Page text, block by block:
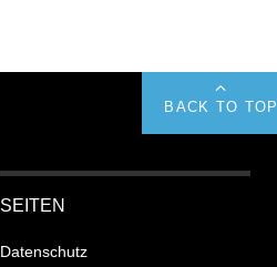
BACK TO TOP
SEITEN
Datenschutz